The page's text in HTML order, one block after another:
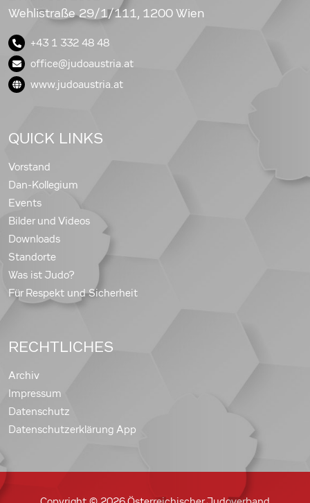
Wehlistraße 29/1/111, 1200 Wien
+43 1 332 48 48
office@judoaustria.at
www.judoaustria.at
QUICK LINKS
Vorstand
Dan-Kollegium
Events
Bilder und Videos
Downloads
Standorte
Was ist Judo?
Für Respekt und Sicherheit
RECHTLICHES
Archiv
Impressum
Datenschutz
Datenschutzerklärung App